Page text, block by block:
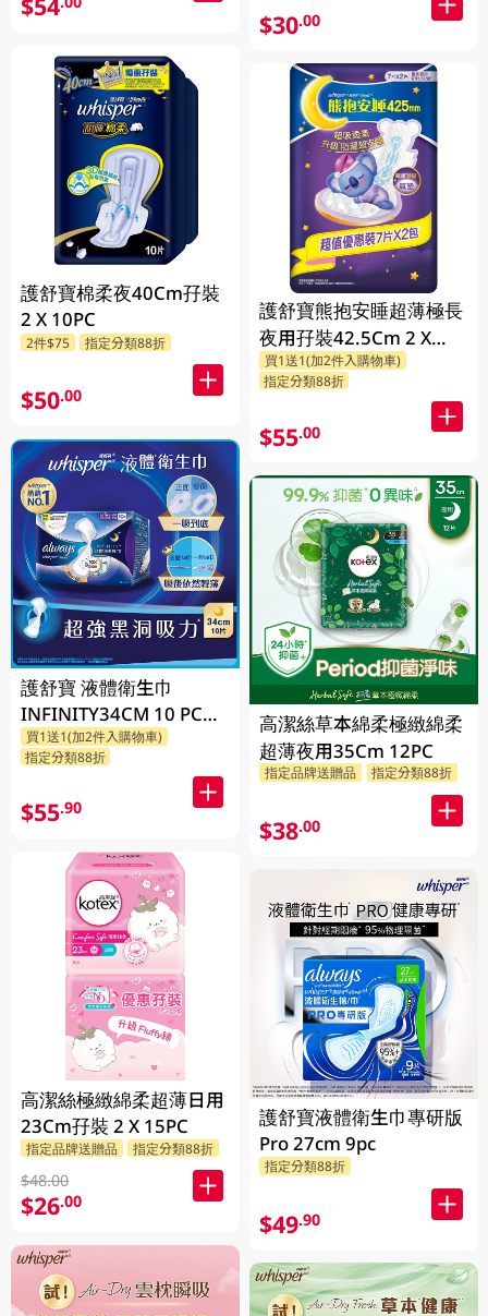
護舒寶棉柔夜40Cm孖裝
2 X 10PC
2件$75 指定分類88折
$50.00
護舒寶 液體衛生巾
INFINITY34CM 10 PC
(包裝隨機發放)
買1送1(加2件入購物車)
指定分類88折
$55.90
高潔絲極緻綿柔超薄日用
23Cm孖裝 2 X 15PC
指定品牌送贈品 指定分類88折
$48.00
$26.00
$30.00
護舒寶熊抱安睡超薄極長
夜用孖裝42.5Cm 2 X
7PC
買1送1(加2件入購物車)
指定分類88折
$55.00
高潔絲草本綿柔極緻綿柔
超薄夜用35Cm 12PC
指定品牌送贈品 指定分類88折
$38.00
護舒寶液體衛生巾專研版
Pro 27cm 9pc
指定分類88折
$49.90